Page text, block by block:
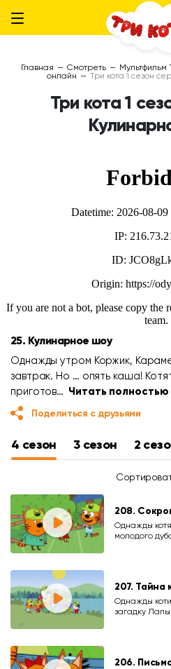
Главная — Смотреть — Мультфильм
онлайн — Три кота 1 сезон
Три кота 1
25. Кулинарное шоу
Однажды утром Коржик,
завтрак. Но … опять каша!
приготов… Читать полностью
Поделиться с друзьями
4 сезон 3 сезон 2
208.
Однажды
молодого
207. Тайна
Однажды
загадку
206.